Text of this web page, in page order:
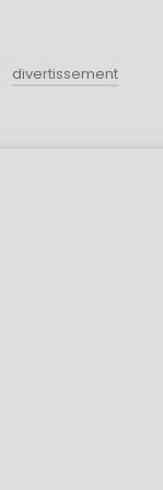
divertissement